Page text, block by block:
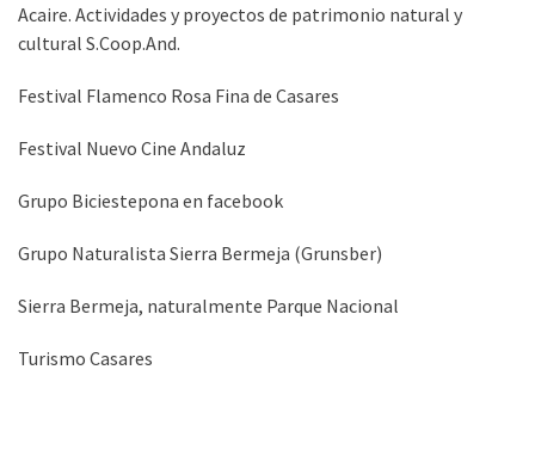
Acaire. Actividades y proyectos de patrimonio natural y
cultural S.Coop.And.
Festival Flamenco Rosa Fina de Casares
Festival Nuevo Cine Andaluz
Grupo Biciestepona en facebook
Grupo Naturalista Sierra Bermeja (Grunsber)
Sierra Bermeja, naturalmente Parque Nacional
Turismo Casares